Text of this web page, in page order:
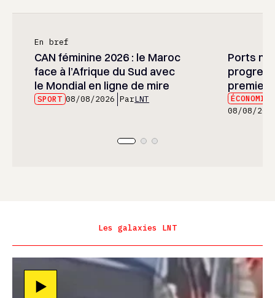
En bref
CAN féminine 2026 : le Maroc
face à l’Afrique du Sud avec
le Mondial en ligne de mire
SPORT 08/08/2026 ParLNT
Ports
premier
08/08/
Les galaxies LNT